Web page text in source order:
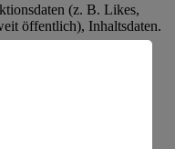
(z. B. Likes,
öffentlich), Inhaltsdaten.
und Community-
anonymisiert
auf einzelne Personen
Ltd. finden Sie